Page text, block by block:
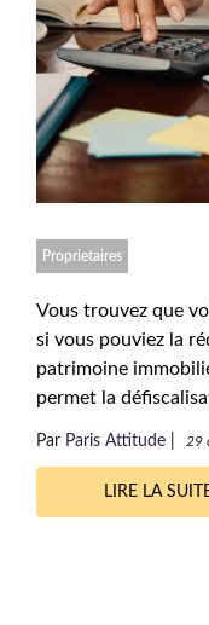
Proprietaires
Vous trouvez que
si vous pouviez la
patrimoine
permet la
Par Paris Attitude 29
LIRE LA